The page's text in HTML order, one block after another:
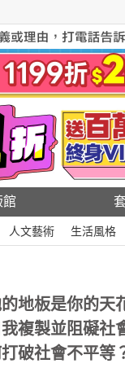
館
人文藝術 生活風格
地板是你的天
我複製並阻礙社
破社會不平等